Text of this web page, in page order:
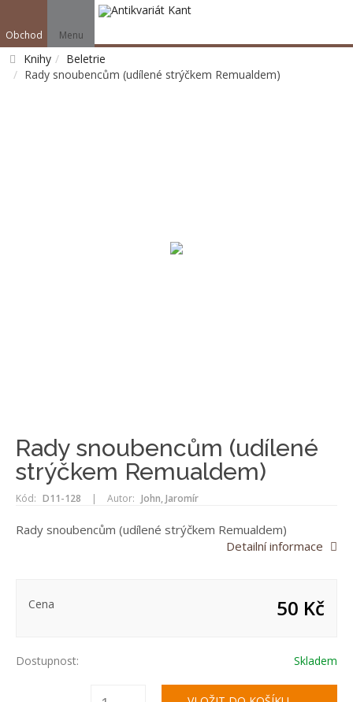
Obchod Menu
Knihy
Beletrie
Rady snoubencům (udílené strýčkem Remualdem)
Rady snoubencům (udílené
strýčkem Remualdem)
Kód: D11-128 | Autor: John, Jaromír
Rady snoubencům (udílené strýčkem Remualdem)
Detailní informace
Cena 50 Kč
Dostupnost: Skladem